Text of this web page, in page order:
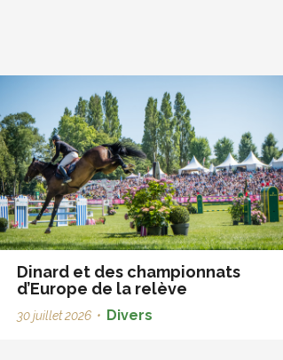
Dinard et des championnats
d’Europe de la relève
30 juillet 2026 • Divers